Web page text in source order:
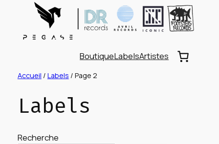
BoutiqueLabelsArtistes
Accueil / Labels / Page 2
Labels
Recherche